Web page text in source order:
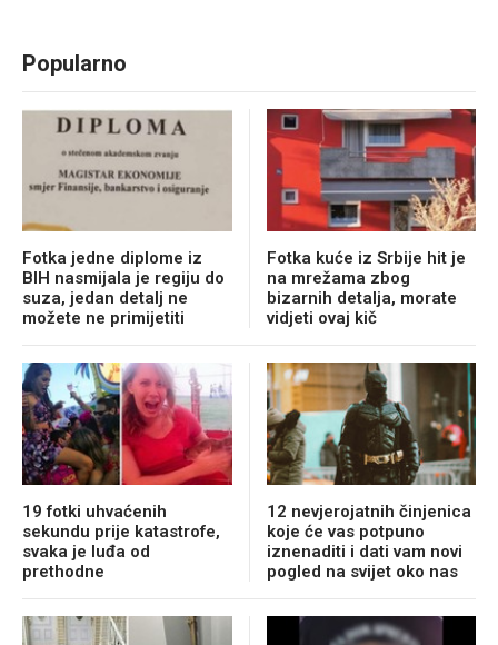
Popularno
Fotka jedne diplome iz
BIH nasmijala je regiju do
suza, jedan detalj ne
možete ne primijetiti
Fotka kuće iz Srbije hit je
na mrežama zbog
bizarnih detalja, morate
vidjeti ovaj kič
19 fotki uhvaćenih
sekundu prije katastrofe,
svaka je luđa od
prethodne
12 nevjerojatnih činjenica
koje će vas potpuno
iznenaditi i dati vam novi
pogled na svijet oko nas